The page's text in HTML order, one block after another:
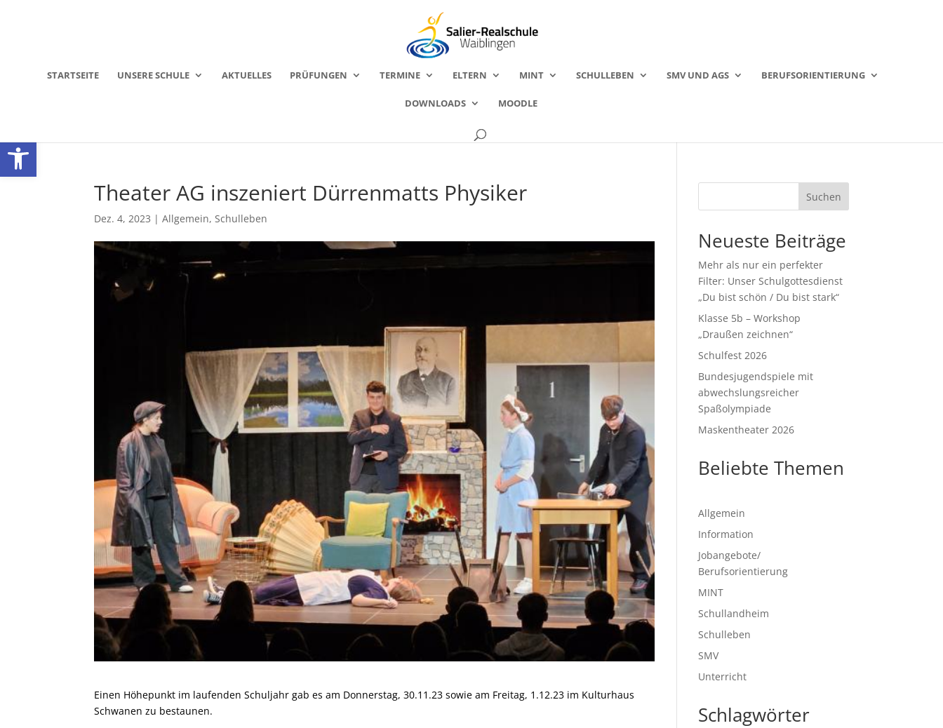
Werkzeugleiste öffnen
STARTSEITE UNSERE SCHULE AKTUELLES PRÜFUNGEN TERMINE ELTERN MINT SCHULLEBEN SMV UND AGS BERUFSORIENTIERUNG
DOWNLOADS MOODLE
Theater AG inszeniert Dürrenmatts Physiker
Dez. 4, 2023 |Allgemein,Schulleben
Einen Höhepunkt im laufenden Schuljahr gab es am Donnerstag, 30.11.23 sowie am Freitag, 1.12.23 im Kulturhaus
Schwanen zu bestaunen.
Suchen
Neueste Beiträge
Mehr als nur ein perfekter
Filter: Unser Schulgottesdienst
„Du bist schön / Du bist stark“
Klasse 5b – Workshop
„Draußen zeichnen“
Schulfest 2026
Bundesjugendspiele mit
abwechslungsreicher
Spaßolympiade
Maskentheater 2026
Beliebte Themen
Allgemein
Information
Jobangebote/
Berufsorientierung
MINT
Schullandheim
Schulleben
SMV
Unterricht
Schlagwörter